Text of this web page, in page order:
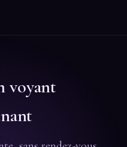
voyant